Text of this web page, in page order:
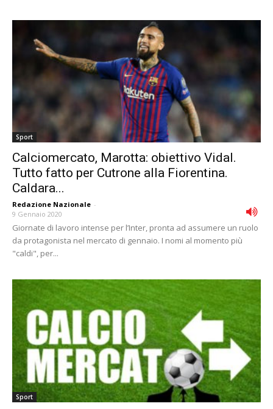
Sport
Calciomercato, Marotta: obiettivo Vidal.
Tutto fatto per Cutrone alla Fiorentina.
Caldara...
Redazione Nazionale -
9 Gennaio 2020
Giornate di lavoro intense per l’Inter, pronta ad assumere un ruolo
da protagonista nel mercato di gennaio. I nomi al momento più
"caldi", per...
Sport